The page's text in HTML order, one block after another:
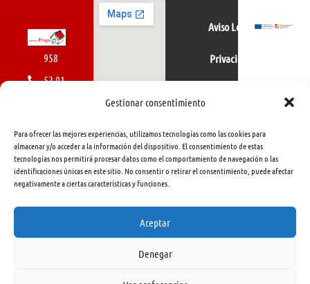
Gestionar consentimiento
Para ofrecer las mejores experiencias, utilizamos tecnologías como las cookies para
almacenar y/o acceder a la información del dispositivo. El consentimiento de estas
tecnologías nos permitirá procesar datos como el comportamiento de navegación o las
identificaciones únicas en este sitio. No consentir o retirar el consentimiento, puede afectar
negativamente a ciertas características y funciones.
Aceptar
Denegar
958
52 01
462
415
info@libreriapraga.com
Gracia,
Aviso Legal
Privacidad